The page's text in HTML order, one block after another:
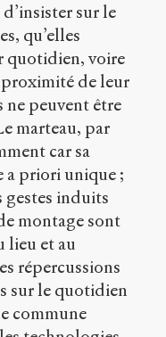
sur le
qu’elles
quotidien, voire
de leur
ne peuvent être
marteau, par
car sa
a priori unique ;
gestes induits
montage sont
lieu et au
répercussions
sur le quotidien
commune